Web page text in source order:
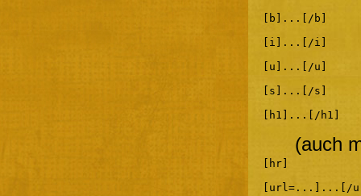
[b]...[/b]
[i]...[/i]
[u]...[/u]
[s]...[/s]
[h1]...[/h1]
(auch
[hr]
[url=...]...[/